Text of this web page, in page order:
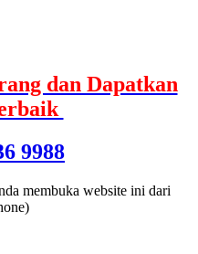
dan Dapatkan
9988
membuka website ini dari